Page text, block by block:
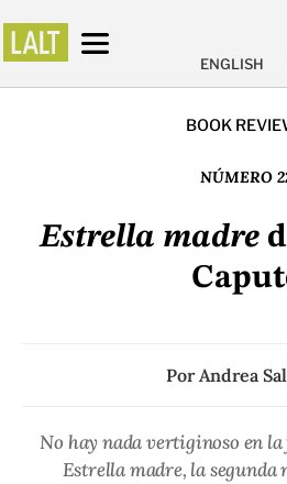
ENGLISH
BOOK
NÚMERO
Estrella madre
PorAndrea
No hay nada vertiginoso en
Estrella madre, la segunda